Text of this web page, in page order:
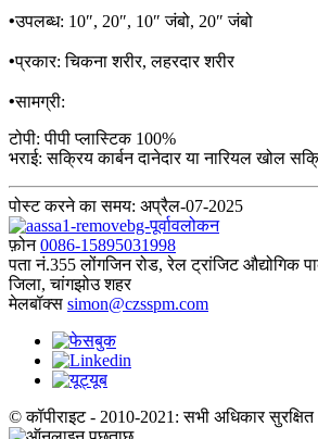
•उपलब्ध: 10″, 20″, 10″ जंबो, 20″ जंबो
•प्रकार: चिकना शरीर, लहरदार शरीर
•सामग्री:
टोपी: पीपी प्लास्टिक 100%
भराई: सक्रिय कार्बन दानेदार या नारियल खोल
पोस्ट करने का समय: अप्रैल-07-2025
फ़ोन 0086-15895031998
पता नं.355 लोंगजिन रोड, रेल ट्रांजिट औद्योगिक
जिला, चांगझोउ शहर
मेलबॉक्स simon@czsspm.com
© कॉपीराइट - 2010-2021: सभी अधिकार